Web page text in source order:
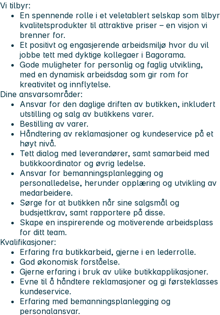
Vi tilbyr:
En spennende rolle i et veletablert selskap som tilbyr
kvalitetsprodukter til attraktive priser – en visjon vi
brenner for.
Et positivt og engasjerende arbeidsmiljø hvor du vil
jobbe tett med dyktige kollegaer i Bagorama.
Gode muligheter for personlig og faglig utvikling,
med en dynamisk arbeidsdag som gir rom for
kreativitet og innflytelse.
Dine ansvarsområder:
Ansvar for den daglige driften av butikken, inkludert
utstilling og salg av butikkens varer.
Bestilling av varer.
Håndtering av reklamasjoner og kundeservice på et
høyt nivå.
Tett dialog med leverandører, samt samarbeid med
butikkoordinator og øvrig ledelse.
Ansvar for bemanningsplanlegging og
personalledelse, herunder opplæring og utvikling av
medarbeidere.
Sørge for at butikken når sine salgsmål og
budsjettkrav, samt rapportere på disse.
Skape en inspirerende og motiverende arbeidsplass
for ditt team.
Kvalifikasjoner:
Erfaring fra butikkarbeid, gjerne i en lederrolle.
God økonomisk forståelse.
Gjerne erfaring i bruk av ulike butikkapplikasjoner.
Evne til å håndtere reklamasjoner og gi førsteklasses
kundeservice.
Erfaring med bemanningsplanlegging og
personalansvar.